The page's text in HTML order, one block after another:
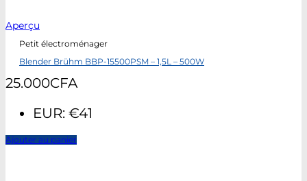
Aperçu
Petit électroménager
Blender Brühm BBP-15500PSM – 1,5L – 500W
25.000CFA
EUR: €41
Ajouter au panier